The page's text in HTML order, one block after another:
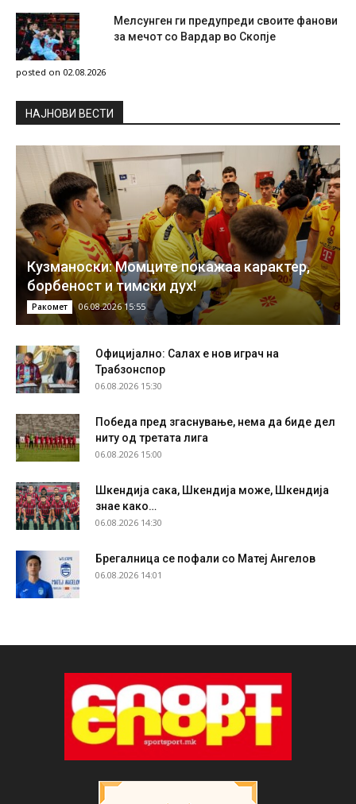
Мелсунген ги предупреди своите фанови
за мечот со Вардар во Скопје
posted on 02.08.2026
НAЈНОВИ ВЕСТИ
Кузманоски: Момците покажаа карактер,
борбеност и тимски дух!
Ракомет 06.08.2026 15:55
Официјално: Салах е нов играч на
Трабзонспор
06.08.2026 15:30
Победа пред згаснување, нема да биде дел
ниту од третата лига
06.08.2026 15:00
Шкендија сака, Шкендија може, Шкендија
знае како…
06.08.2026 14:30
Брегалница се пофали со Матеј Ангелов
06.08.2026 14:01